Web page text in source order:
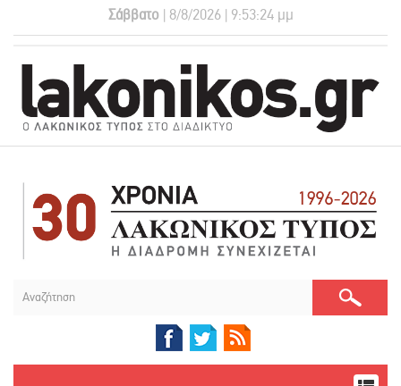
Σάββατο| 8/8/2026 | 9:53:25 μμ